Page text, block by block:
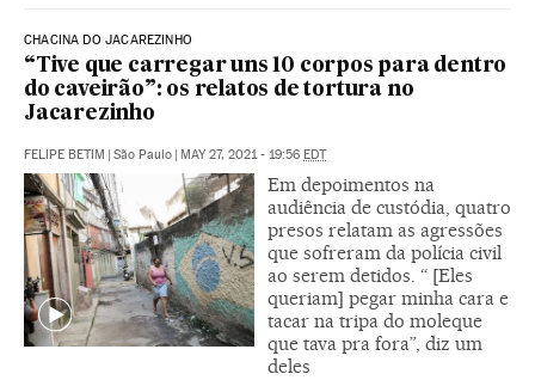
CHACINA DO JACAREZINHO
“Tive que carregar uns 10 corpos para dentro
do caveirão”: os relatos de tortura no
Jacarezinho
FELIPE BETIM São Paulo MAY 27, 2021 - 19:56 EDT
Em depoimentos na
audiência de custódia, quatro
presos relatam as agressões
que sofreram da polícia civil
ao serem detidos. “ [Eles
queriam] pegar minha cara e
tacar na tripa do moleque
que tava pra fora”, diz um
deles